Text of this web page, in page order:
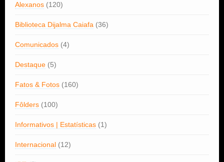
Alexanos (120)
Biblioteca Dijalma Caiafa (36)
Comunicados (4)
Destaque (5)
Fatos & Fotos (160)
Fôlders (100)
Informativos | Estatísticas (1)
Internacional (12)